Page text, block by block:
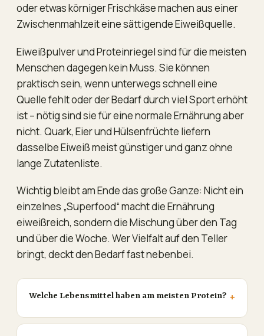
oder etwas körniger Frischkäse machen aus einer
Zwischenmahlzeit eine sättigende Eiweißquelle.
Eiweißpulver und Proteinriegel sind für die meisten
Menschen dagegen kein Muss. Sie können
praktisch sein, wenn unterwegs schnell eine
Quelle fehlt oder der Bedarf durch viel Sport erhöht
ist – nötig sind sie für eine normale Ernährung aber
nicht. Quark, Eier und Hülsenfrüchte liefern
dasselbe Eiweiß meist günstiger und ganz ohne
lange Zutatenliste.
Wichtig bleibt am Ende das große Ganze: Nicht ein
einzelnes „Superfood“ macht die Ernährung
eiweißreich, sondern die Mischung über den Tag
und über die Woche. Wer Vielfalt auf den Teller
bringt, deckt den Bedarf fast nebenbei.
Welche Lebensmittel haben am meisten Protein?